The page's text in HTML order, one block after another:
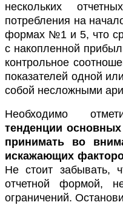
нескольких
потребления на
формах №1 и 5, что
с накопленной
контрольное
показателей одной
собой несложными
Необходимо
тенденции
принимать во
искажающих
Не стоит забывать,
отчетной формой,
ограничений.